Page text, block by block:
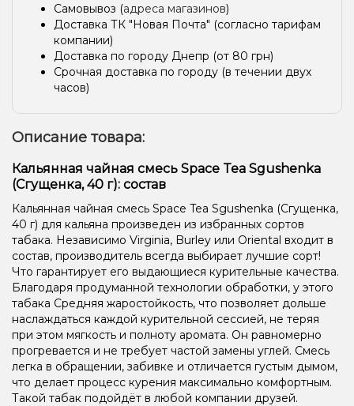
Самовывоз (адреса магазинов)
Доставка ТК "Новая Почта" (согласно тарифам
компании)
Доставка по городу Днепр (от 80 грн)
Срочная доставка по городу (в течении двух
часов)
Описание товара:
Кальянная чайная смесь Space Tea Sgushenka
(Сгущенка, 40 г): состав
Кальянная чайная смесь Space Tea Sgushenka (Сгущенка,
40 г) для кальяна произведен из избранных сортов
табака. Независимо Virginia, Burley или Oriental входит в
состав, производитель всегда выбирает лучшие сорт!
Что гарантирует его выдающиеся курительные качества.
Благодаря продуманной технологии обработки, у этого
табака Средняя жаростойкость, что позволяет дольше
наслаждаться каждой курительной сессией, не теряя
при этом мягкость и полноту аромата. Он равномерно
прогревается и не требует частой замены углей. Смесь
легка в обращении, забивке и отличается густым дымом,
что делает процесс курения максимально комфортным.
Такой табак подойдёт в любой компании друзей.